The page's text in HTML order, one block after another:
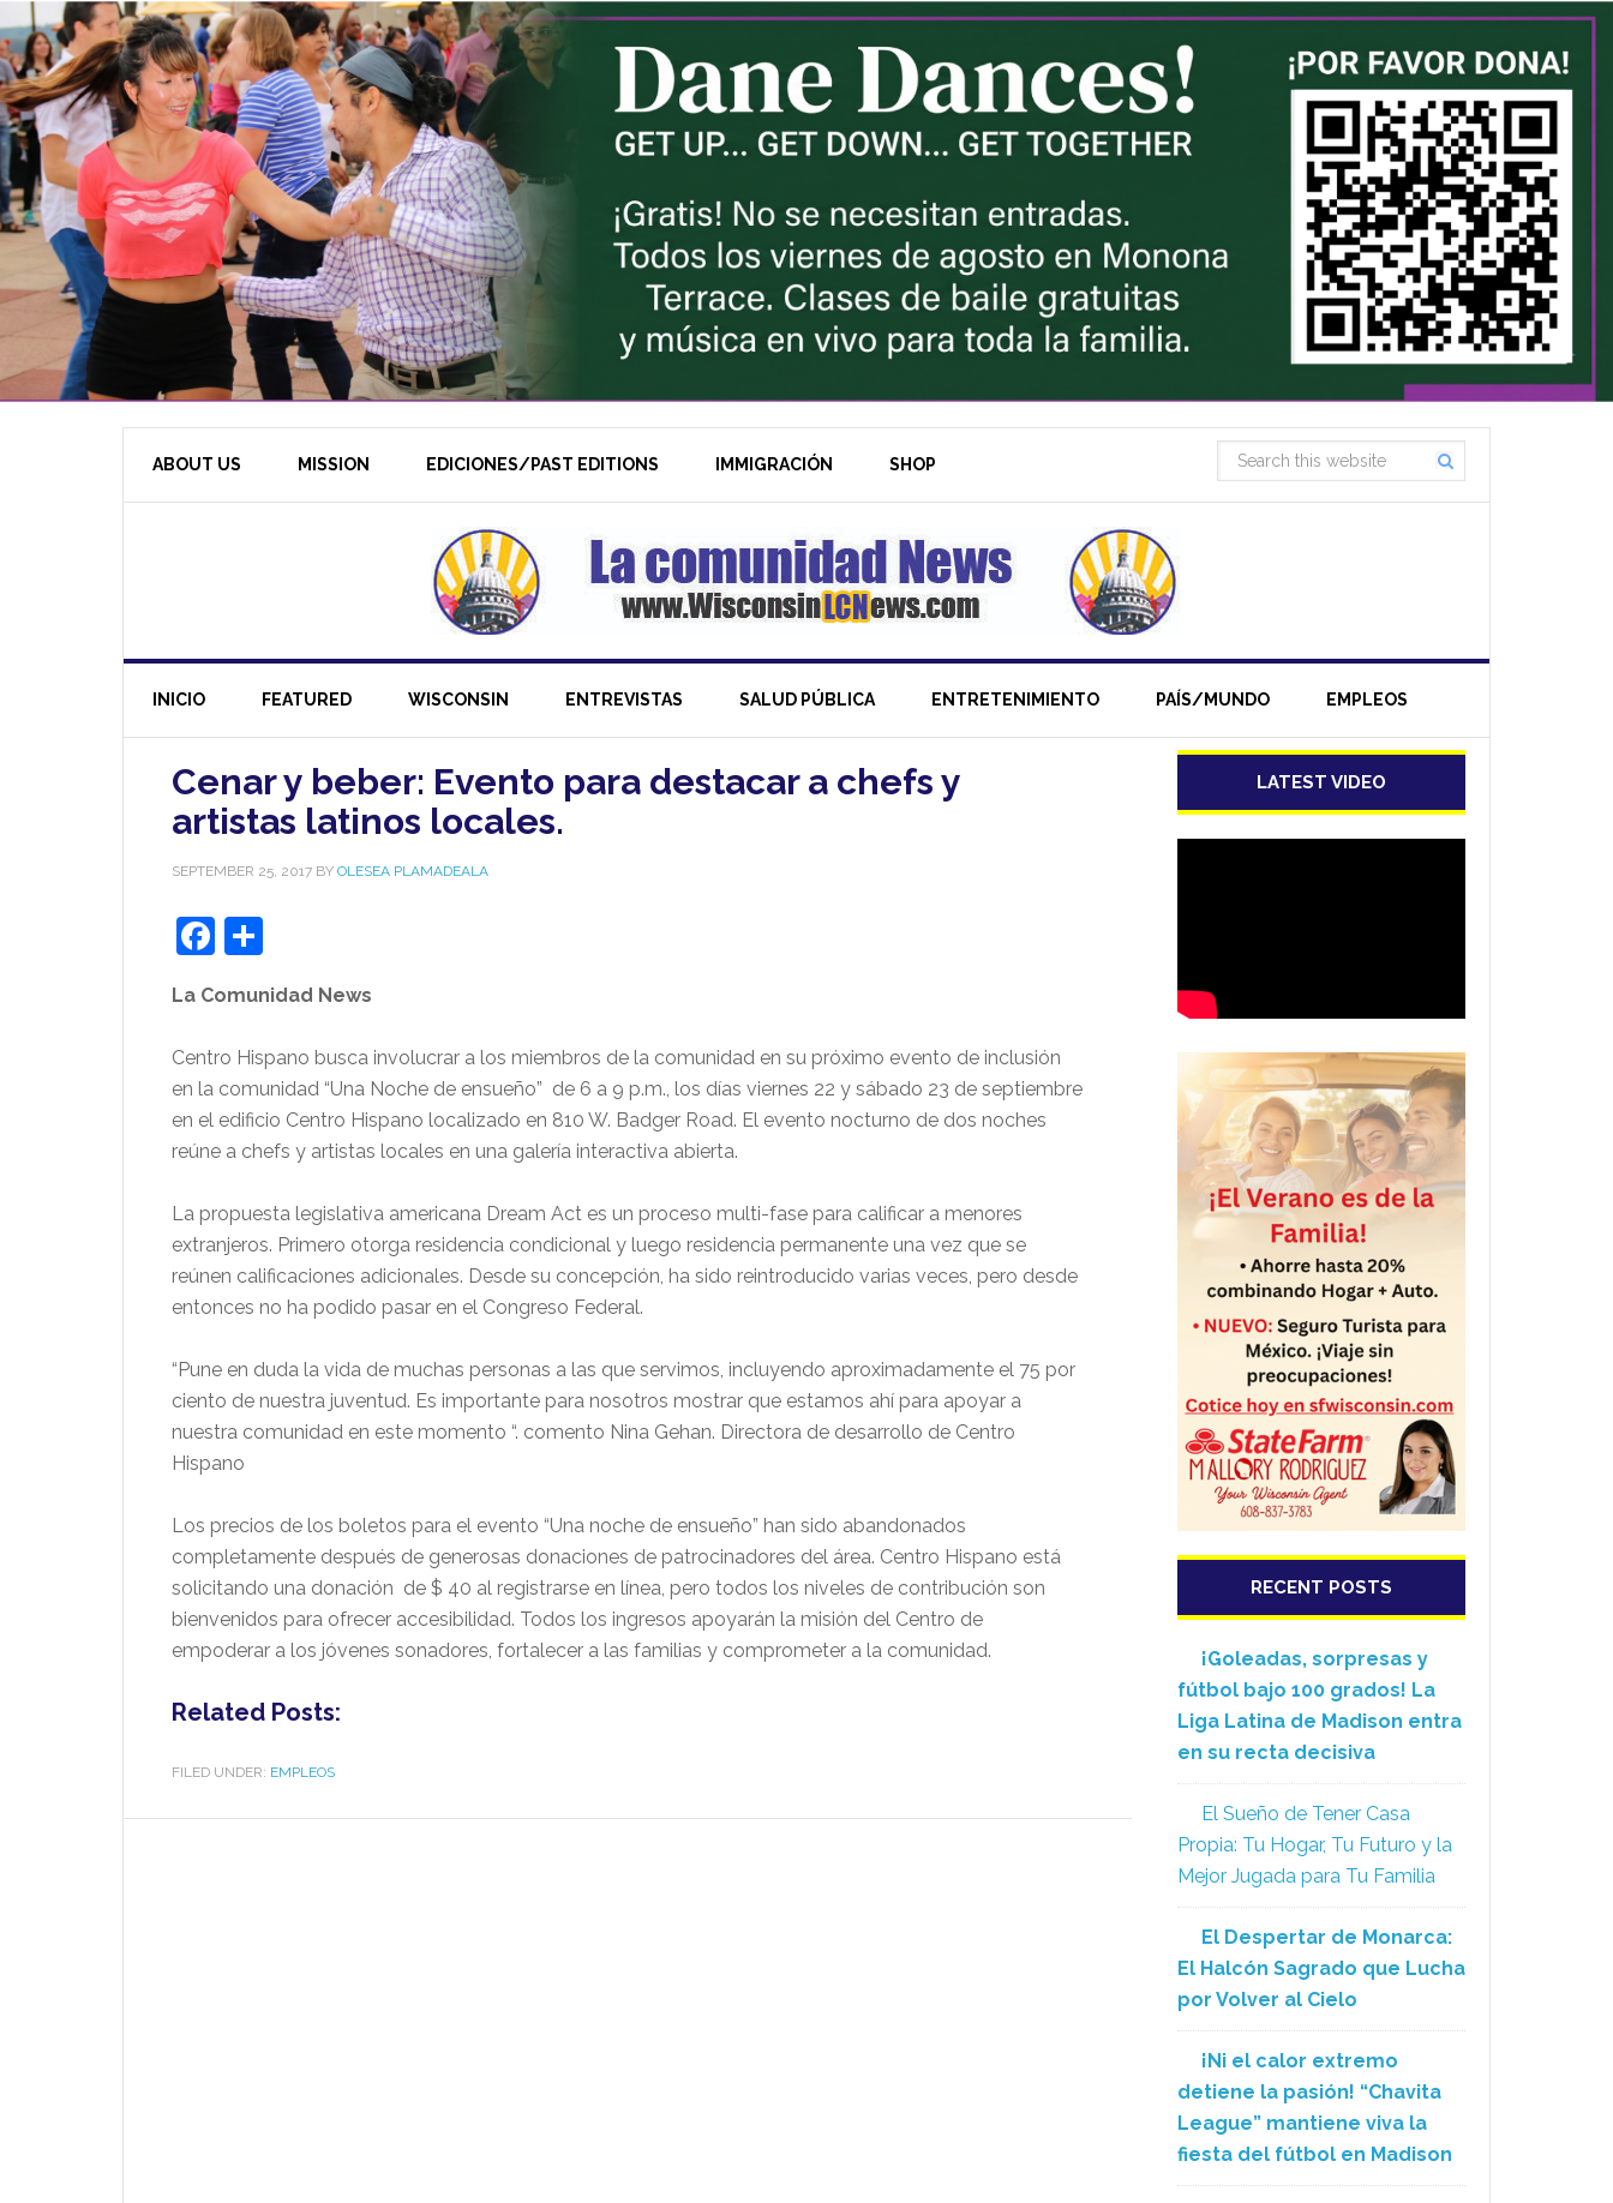
ABOUT US MISSION EDICIONES/PAST EDITIONS IMMIGRACIÓN SHOP
INICIO FEATURED WISCONSIN ENTREVISTAS SALUD PÚBLICA ENTRETENIMIENTO PAÍS/MUNDO EMPLEOS
Cenar y beber: Evento para destacar a chefs y
artistas latinos locales.
SEPTEMBER 25, 2017 BY OLESEA PLAMADEALA
Facebook
La Comunidad News
Centro Hispano busca involucrar a los miembros de la comunidad en su próximo evento de inclusión
en la comunidad “Una Noche de ensueño” de 6 a 9 p.m., los días viernes 22 y sábado 23 de septiembre
en el edificio Centro Hispano localizado en 810 W. Badger Road. El evento nocturno de dos noches
reúne a chefs y artistas locales en una galería interactiva abierta.
La propuesta legislativa americana Dream Act es un proceso multi-fase para calificar a menores
extranjeros. Primero otorga residencia condicional y luego residencia permanente una vez que se
reúnen calificaciones adicionales. Desde su concepción, ha sido reintroducido varias veces, pero desde
entonces no ha podido pasar en el Congreso Federal.
“Pune en duda la vida de muchas personas a las que servimos, incluyendo aproximadamente el 75 por
ciento de nuestra juventud. Es importante para nosotros mostrar que estamos ahí para apoyar a
nuestra comunidad en este momento “. comento Nina Gehan. Directora de desarrollo de Centro
Hispano
Los precios de los boletos para el evento “Una noche de ensueño” han sido abandonados
completamente después de generosas donaciones de patrocinadores del área. Centro Hispano está
solicitando una donación de $ 40 al registrarse en línea, pero todos los niveles de contribución son
bienvenidos para ofrecer accesibilidad. Todos los ingresos apoyarán la misión del Centro de
empoderar a los jóvenes sonadores, fortalecer a las familias y comprometer a la comunidad.
Related Posts:
FILED UNDER: EMPLEOS
LATEST VIDEO
RECENT POSTS
¡Goleadas, sorpresas y
fútbol bajo 100 grados! La
Liga Latina de Madison entra
en su recta decisiva
El Sueño de Tener Casa
Propia: Tu Hogar, Tu Futuro y la
Mejor Jugada para Tu Familia
El Despertar de Monarca:
El Halcón Sagrado que Lucha
por Volver al Cielo
¡Ni el calor extremo
detiene la pasión! “Chavita
League” mantiene viva la
fiesta del fútbol en Madison